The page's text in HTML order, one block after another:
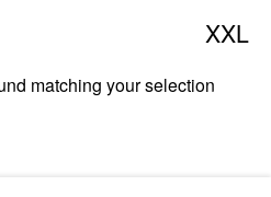
XXL
matching your selection.